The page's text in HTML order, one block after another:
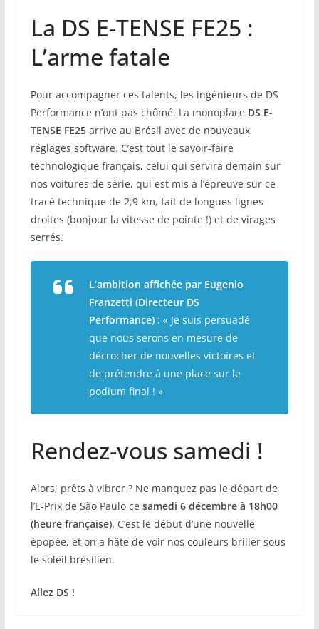
La DS E-TENSE FE25 :
L’arme fatale
Pour accompagner ces talents, les ingénieurs de DS
Performance n’ont pas chômé. La monoplace DS E-
TENSE FE25arrive au Brésil avec de nouveaux
réglages software. C’est tout le savoir-faire
technologique français, celui qui servira demain sur
nos voitures de série, qui est mis à l’épreuve sur ce
tracé technique de 2,9 km, fait de longues lignes
droites (bonjour la vitesse de pointe !) et de virages
serrés.
L’ambition affichée par Eugenio
Franzetti (Directeur DS
Performance) : « Je suis persuadé
que nous serons en mesure de
décrocher de nouvelles victoires et
de prétendre à une place sur le
podium final ! »
Rendez-vous samedi !
Alors, prêts à vibrer ? Ne manquez pas le départ de
l’E-Prix de São Paulo ce samedi 6 décembre à 18h00
(heure française). C’est le début d’une nouvelle
épopée, et on a hâte de voir nos couleurs briller sous
le soleil brésilien.
Allez DS !